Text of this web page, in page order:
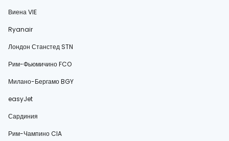
Виена VIE
Ryanair
Лондон Станстед STN
Рим-Фьюмичино FCO
Милано-Бергамо BGY
easyJet
Сардиния
Рим-Чампино CIA